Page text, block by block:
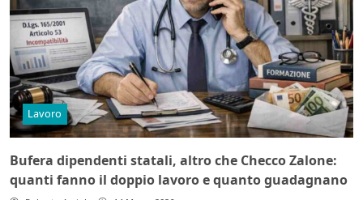
Lavoro
Bufera dipendenti statali, altro che Checco Zalone:
quanti fanno il doppio lavoro e quanto guadagnano